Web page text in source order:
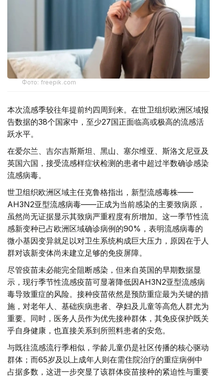
Фото: freepik.com
本次流感季较往年提前约四周到来。在世卫组织欧洲区域报
告数据的38个国家中，至少27国正面临高或极高的流感活
跃水平。
在爱尔兰、吉尔吉斯斯坦、黑山、塞尔维亚、斯洛文尼亚及
英国六国，接受流感样症状检测的患者中超过半数确诊感染
流感病毒。
世卫组织欧洲区域主任克鲁格指出，新型流感毒株——
AH3N2亚型流感病毒——正成为当前感染的主要致病原，
虽然尚无证据显示其致病严重程度有所增加。这一季节性流
感新变种已占欧洲区域确诊病例的90%，表明流感病毒的
微小基因变异就足以对卫生系统构成巨大压力，原因在于人
群对该新变体尚未建立足够的免疫屏障。
尽管疫苗未必能完全阻断感染，但来自英国的早期数据显
示，现行季节性流感疫苗可显著降低因AH3N2亚型流感病
毒导致重症的风险。接种疫苗依然是预防重症最为关键的措
施，对老年人、基础疾病患者、孕妇及儿童等高危人群尤为
重要。同时，医务人员作为优先接种群体，其免疫保护既关
乎自身健康，也直接关系到所照料患者的安危。
与既往流感流行季相似，学龄儿童仍是社区传播的核心驱动
群体；而65岁及以上成年人则在需住院治疗的重症病例中
占据多数，这进一步突显了该群体疫苗接种的紧迫性与重要